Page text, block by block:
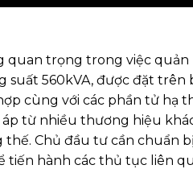
quan trọng trong việc
suất 560kVA, được đặt
cùng với các phần tử hạ
từ nhiều thương hiệu
Chủ đầu tư cần chuẩn
hành các thủ tục liên